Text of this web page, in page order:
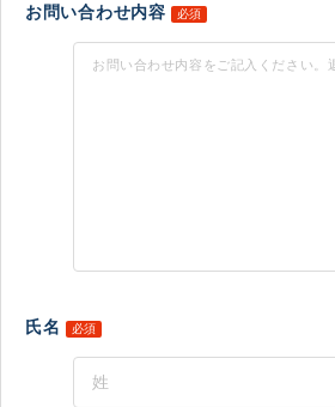
お問い合わせ内容 必須
氏名 必須